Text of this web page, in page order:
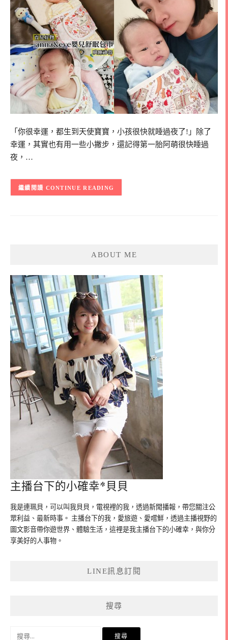
「你很幸運，都生到天使寶寶，小孩很快就睡過夜了!」除了
幸運，其實也有用一些小撇步，還記得第一胎阿萌很快睡過
夜，…
CONTINUE READING
ABOUT ME
主播台下的小確幸*貝貝
我是連珮貝，可以叫我貝貝，電視裡的我，透過新聞播報，帶您關注公
眾利益、最新時事。 主播台下的我，愛旅遊、愛嚐鮮，透過主播視野的
圖文影音帶你遊世界、體驗生活，這裡是我主播台下的小確幸，與你分
享美好的人事物。
LINE訊息訂閱
搜尋